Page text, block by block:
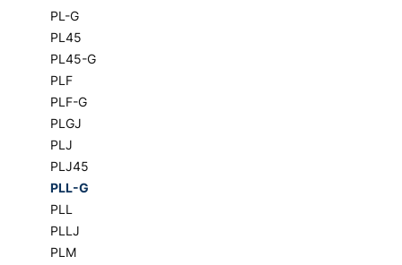
PL-G
PL45
PL45-G
PLF
PLF-G
PLGJ
PLJ
PLJ45
PLL-G
PLL
PLLJ
PLM